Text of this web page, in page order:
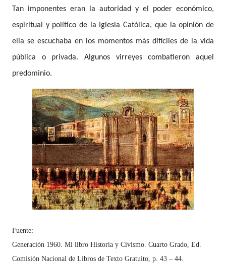
Tan imponentes eran la autoridad y el poder económico,
espiritual y político de la Iglesia Católica, que la opinión de
ella se escuchaba en los momentos más difíciles de la vida
pública o privada. Algunos virreyes combatieron aquel
predominio.
Fuente:
Generación 1960. Mi libro Historia y Civismo. Cuarto Grado, Ed.
Comisión Nacional de Libros de Texto Gratuito, p. 43 – 44.